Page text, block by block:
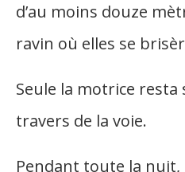
d’au moins douze
ravin où elles se
Seule la motrice resta
travers de la voie.
Pendant toute la nuit,